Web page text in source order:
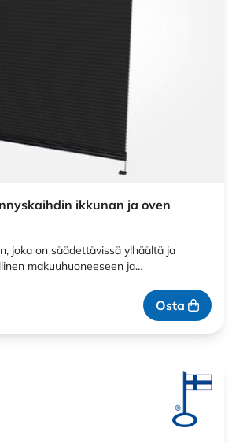
ikkunan ja oven
joka on säädettävissä ylhäältä ja
makuuhuoneeseen ja…
Osta